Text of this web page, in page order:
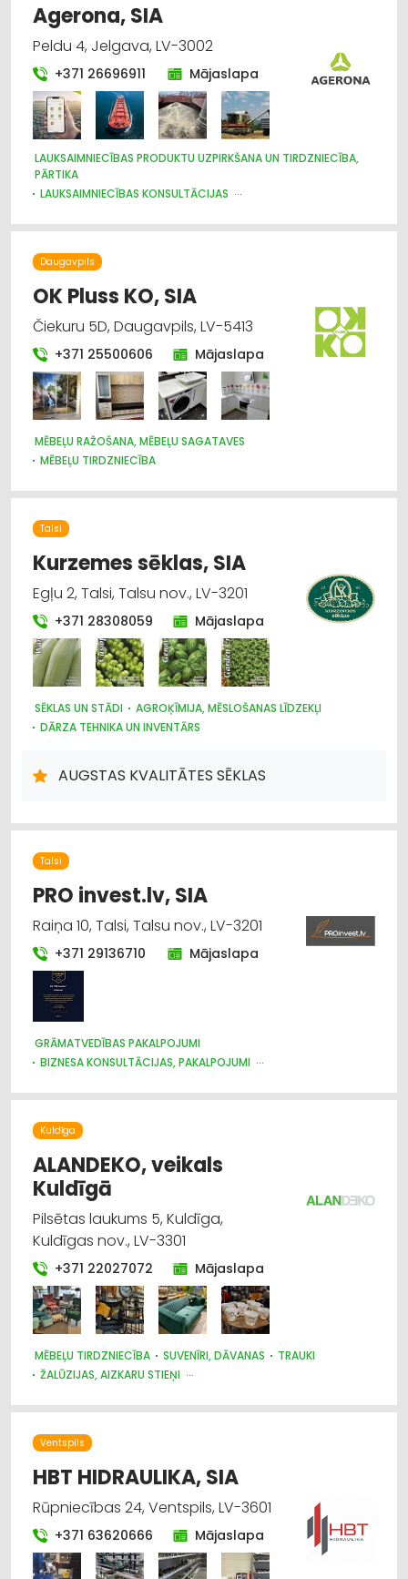
Agerona, SIA
Peldu 4, Jelgava, LV-3002
+371 26696911 Mājaslapa
LAUKSAIMNIECĪBAS PRODUKTU UZPIRKŠANA UN TIRDZNIECĪBA,
PĀRTIKA
LAUKSAIMNIECĪBAS KONSULTĀCIJAS
Daugavpils
OK Pluss KO, SIA
Čiekuru 5D, Daugavpils, LV-5413
+371 25500606 Mājaslapa
MĒBEĻU RAŽOŠANA, MĒBEĻU SAGATAVES
MĒBEĻU TIRDZNIECĪBA
Talsi
Kurzemes sēklas, SIA
Egļu 2, Talsi, Talsu nov., LV-3201
+371 28308059 Mājaslapa
SĒKLAS UN STĀDI
AGROĶĪMIJA, MĒSLOŠANAS LĪDZEKĻI
DĀRZA TEHNIKA UN INVENTĀRS
AUGSTAS KVALITĀTES SĒKLAS
Talsi
PRO invest.lv, SIA
Raiņa 10, Talsi, Talsu nov., LV-3201
+371 29136710 Mājaslapa
GRĀMATVEDĪBAS PAKALPOJUMI
BIZNESA KONSULTĀCIJAS, PAKALPOJUMI
Kuldīga
ALANDEKO, veikals
Kuldīgā
Pilsētas laukums 5, Kuldīga,
Kuldīgas nov., LV-3301
+371 22027072 Mājaslapa
MĒBEĻU TIRDZNIECĪBA SUVENĪRI, DĀVANAS
TRAUKI
ŽALŪZIJAS, AIZKARU STIEŅI
Ventspils
HBT HIDRAULIKA, SIA
Rūpniecības 24, Ventspils, LV-3601
+371 63620666 Mājaslapa